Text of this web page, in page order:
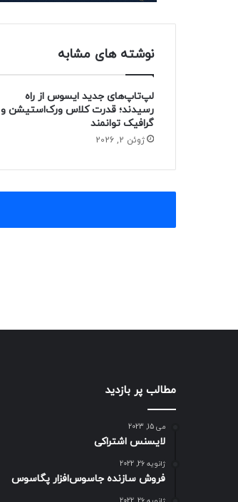
نوشته های مشابه
لپ‌تاپ‌های جدید ایسوس از راه
رسیدند؛ قدرت کلاس ورک‌استیشن و
گرافیک توانمند
ژوئن 2, 2026
مطالب پر بازدید
می 15, 2023
لایسنس اشتراکی
ژانویه 26, 2022
فروش سازنده جاسوس‌افزار پگاسوس